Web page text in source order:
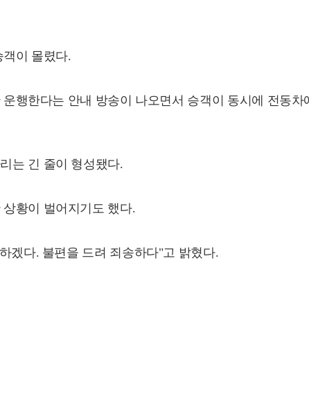
이 몰렸다.
행한다는 안내 방송이 나오면서 승객이 동시에 전동
는 긴 줄이 형성됐다.
황이 벌어지기도 했다.
겠다. 불편을 드려 죄송하다"고 밝혔다.